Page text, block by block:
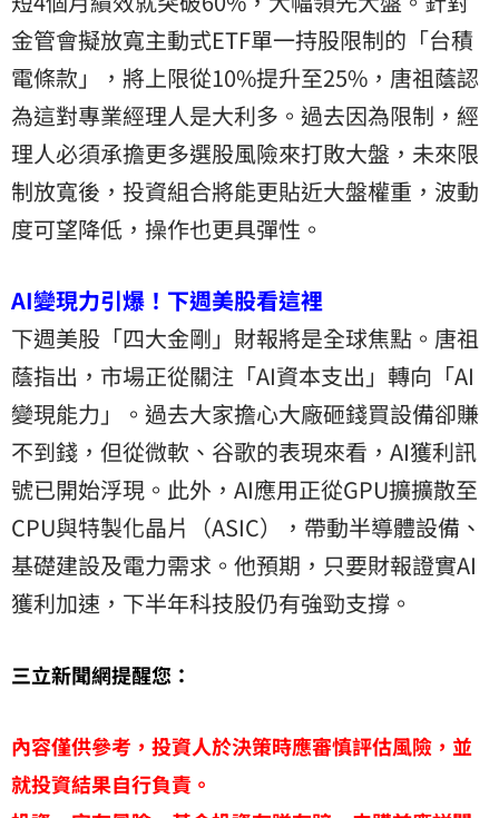
金管會擬放寬主動式ETF單一持股限制的「台積
電條款」，將上限從10%提升至25%，唐祖蔭認
為這對專業經理人是大利多。過去因為限制，經
理人必須承擔更多選股風險來打敗大盤，未來限
制放寬後，投資組合將能更貼近大盤權重，波動
度可望降低，操作也更具彈性。
AI變現力引爆！下週美股看這裡
下週美股「四大金剛」財報將是全球焦點。唐祖
蔭指出，市場正從關注「AI資本支出」轉向「AI
變現能力」。過去大家擔心大廠砸錢買設備卻賺
不到錢，但從微軟、谷歌的表現來看，AI獲利訊
號已開始浮現。此外，AI應用正從GPU擴擴散至
CPU與特製化晶片（ASIC），帶動半導體設備、
基礎建設及電力需求。他預期，只要財報證實AI
獲利加速，下半年科技股仍有強勁支撐。
三立新聞網提醒您：
內容僅供參考，投資人於決策時應審慎評估風險，並
就投資結果自行負責。